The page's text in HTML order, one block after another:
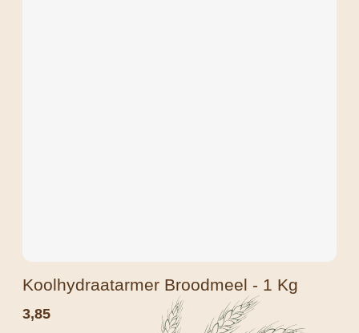
Koolhydraatarmer Broodmeel - 1 Kg
3,85